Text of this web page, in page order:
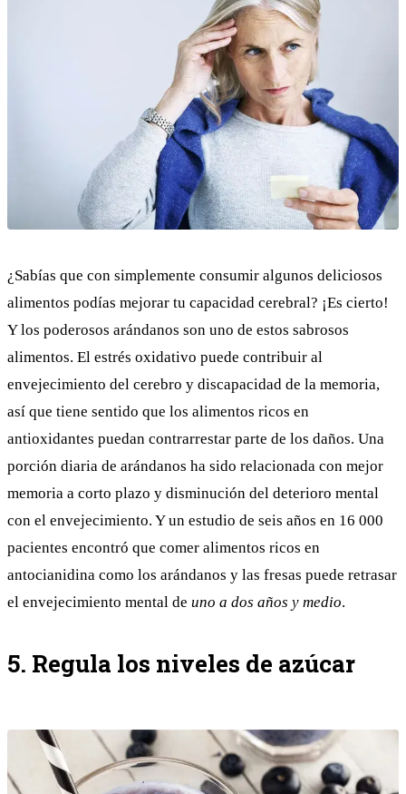
¿Sabías que con simplemente consumir algunos deliciosos
alimentos podías mejorar tu capacidad cerebral? ¡Es cierto!
Y los poderosos arándanos son uno de estos sabrosos
alimentos. El estrés oxidativo puede contribuir al
envejecimiento del cerebro y discapacidad de la memoria,
así que tiene sentido que los alimentos ricos en
antioxidantes puedan contrarrestar parte de los daños. Una
porción diaria de arándanos ha sido relacionada con mejor
memoria a corto plazo y disminución del deterioro mental
con el envejecimiento. Y un estudio de seis años en 16 000
pacientes encontró que comer alimentos ricos en
antocianidina como los arándanos y las fresas puede retrasar
el envejecimiento mental de uno a dos años y medio.
5. Regula los niveles de azúcar